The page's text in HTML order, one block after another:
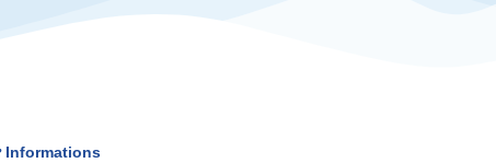
Informations